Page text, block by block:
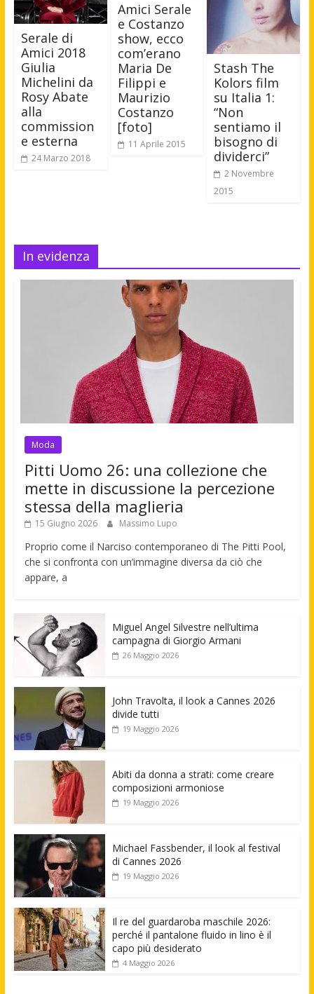
Serale di
Amici 2018
Giulia
Michelini da
Rosy Abate
alla
commission
e esterna
24 Marzo 2018
Amici Serale
e Costanzo
show, ecco
com’erano
Maria De
Filippi e
Maurizio
Costanzo
[foto]
11 Aprile 2015
Stash The
Kolors film
su Italia 1:
“Non
sentiamo il
bisogno di
dividerci”
2 Novembre
2015
In evidenza
Moda
Pitti Uomo 26: una collezione che
mette in discussione la percezione
stessa della maglieria
15 Giugno 2026 Massimo Lupo
Proprio come il Narciso contemporaneo di The Pitti Pool,
che si confronta con un’immagine diversa da ciò che
appare, a
Miguel Angel Silvestre nell’ultima
campagna di Giorgio Armani
26 Maggio 2026
John Travolta, il look a Cannes 2026
divide tutti
19 Maggio 2026
Abiti da donna a strati: come creare
composizioni armoniose
19 Maggio 2026
Michael Fassbender, il look al festival
di Cannes 2026
19 Maggio 2026
Il re del guardaroba maschile 2026:
perché il pantalone fluido in lino è il
capo più desiderato
4 Maggio 2026